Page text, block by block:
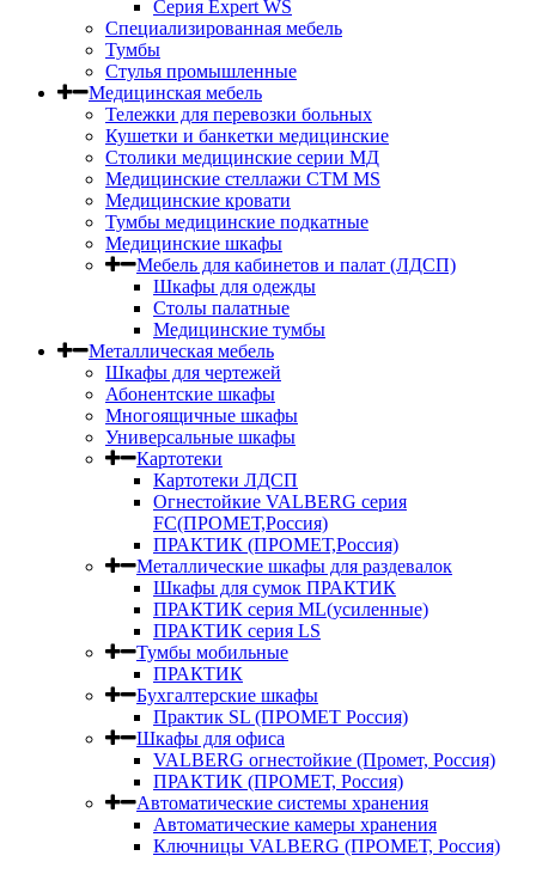
Серия Expert WS
Специализированная мебель
Тумбы
Стулья промышленные
Медицинская мебель
Тележки для перевозки больных
Кушетки и банкетки медицинские
Столики медицинские серии МД
Медицинские стеллажи СТМ MS
Медицинские кровати
Тумбы медицинские подкатные
Медицинские шкафы
Мебель для кабинетов и палат (ЛДСП)
Шкафы для одежды
Столы палатные
Медицинские тумбы
Металлическая мебель
Шкафы для чертежей
Абонентские шкафы
Многоящичные шкафы
Универсальные шкафы
Картотеки
Картотеки ЛДСП
Огнестойкие VALBERG серия
FC(ПРОМЕТ,Россия)
ПРАКТИК (ПРОМЕТ,Россия)
Металлические шкафы для раздевалок
Шкафы для сумок ПРАКТИК
ПРАКТИК серия ML(усиленные)
ПРАКТИК серия LS
Тумбы мобильные
ПРАКТИК
Бухгалтерские шкафы
Практик SL (ПРОМЕТ Россия)
Шкафы для офиса
VALBERG огнестойкие (Промет, Россия)
ПРАКТИК (ПРОМЕТ, Россия)
Автоматические системы хранения
Автоматические камеры хранения
Ключницы VALBERG (ПРОМЕТ, Россия)